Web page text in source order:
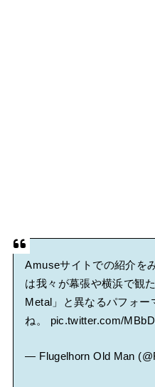
Amuseサイトでの紹介を
は我々が幕張や横浜で観
Metal」と異なるパフォ
ね。 pic.twitter.com/
— Flugelhorn Old Man